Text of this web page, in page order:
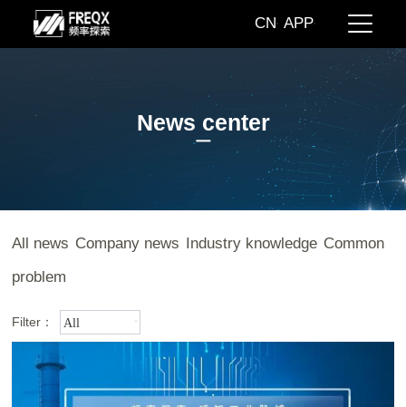
CN APP
News center
All news Company news Industry knowledge Common
problem
Filter： All